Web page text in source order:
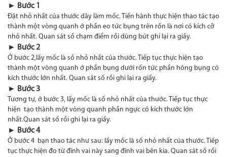
► Bước 1
Đặt nhỏ nhất của thước dây làm mốc. Tiến hành thực hiện thao tác tạo
thành một vòng quanh ở phần eo tức bụng trên rốn là nơi có kích cỡ
nhỏ nhất. Quan sát số chạm điểm rồi dùng bút ghi lại ra giấy.
► Bước 2
Ở bước 2,lấy mốc là số nhỏ nhất của thước. Tiếp tục thực hiện tạo
thành một vòng quanh ở phần bụng dưới rốn tức phần hông bụng có
kích thước lớn nhất. Quan sát số rồi ghi lại ra giấy.
► Bước 3
Tương tự, ở bước 3, lấy mốc là số nhỏ nhất của thước. Tiếp tục thực
hiện tạo thành một vòng quanh phần ngực có kích thước lớn
nhất.Quan sát số rồi ghi lại ra giấy.
► Bước 4
Ở bước 4 bạn thao tác như sau: lấy mốc là số nhỏ nhất của thước. Tiếp
tục thực hiện đo từ đỉnh vai này sang đỉnh vai bên kia. Quan sát số rồi